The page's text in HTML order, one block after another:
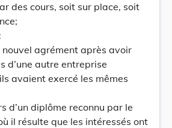
des cours, soit sur place, soit
nouvel agrément après avoir
d’une autre entreprise
avaient exercé les mêmes
d’un diplôme reconnu par le
il résulte que les intéressés ont